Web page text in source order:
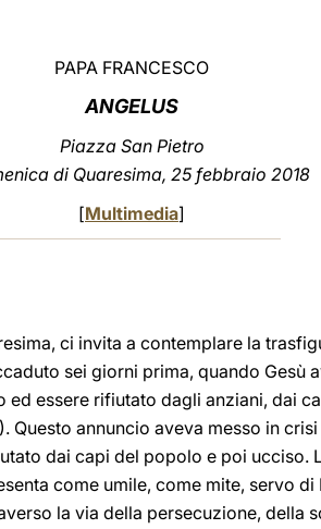
PAPA FRANCESCO
ANGELUS
Piazza San Pietro
di Quaresima, 25 febbraio 2018
[Multimedia]
ci invita a contemplare la
sei giorni prima, quando Gesù
essere rifiutato dagli anziani, dai
Questo annuncio aveva messo in
dai capi del popolo e poi ucciso.
come umile, come mite, servo
la via della persecuzione, della